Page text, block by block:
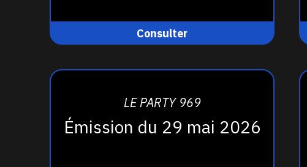
Consulter
LE PARTY 969
Émission du 29 mai 2026